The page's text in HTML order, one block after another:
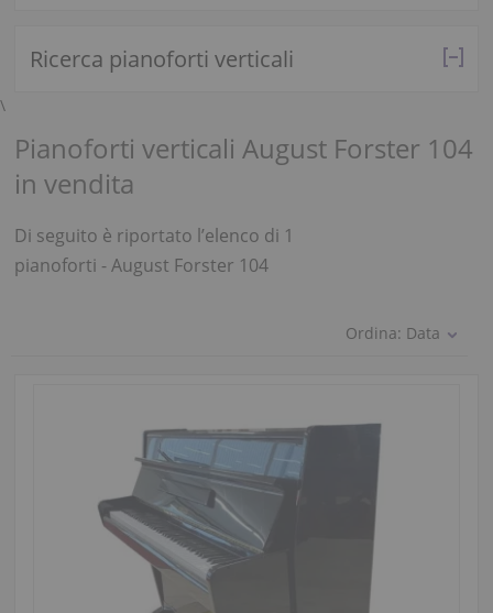
Ricerca pianoforti verticali
\
Pianoforti verticali August Forster 104
in vendita
Di seguito è riportato l’elenco di 1
pianoforti - August Forster 104
Ordina: Data